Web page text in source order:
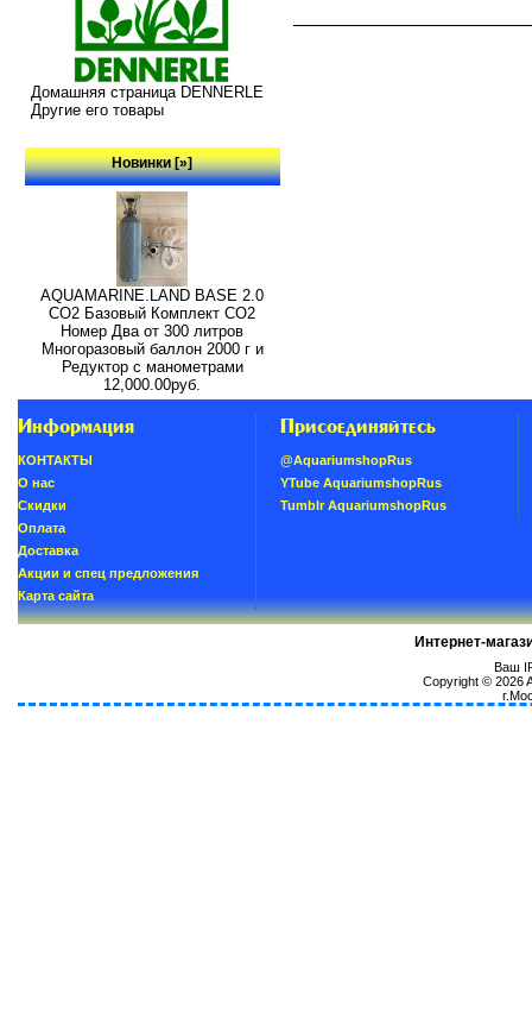
Домашняя страница DENNERLE
Другие его товары
Новинки [»]
AQUAMARINE.LAND BASE 2.0
СО2 Базовый Комплект СО2
Номер Два от 300 литров
Многоразовый баллон 2000 г и
Редуктор с манометрами
12,000.00руб.
Информация
КОНТАКТЫ
О нас
Скидки
Oплатa
Доставка
Акции и спец предложения
Карта сайта
Присоединяйтесь
@AquariumshopRus
YTube AquariumshopRus
Tumblr AquariumshopRus
Интернет-
Ваш
Copyright © 2026